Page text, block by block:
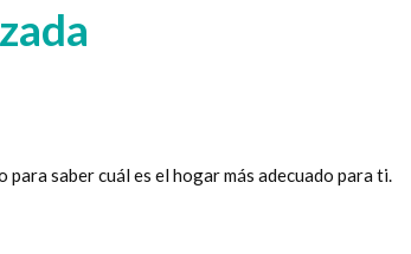
saber cuál es el hogar más adecuado para ti.